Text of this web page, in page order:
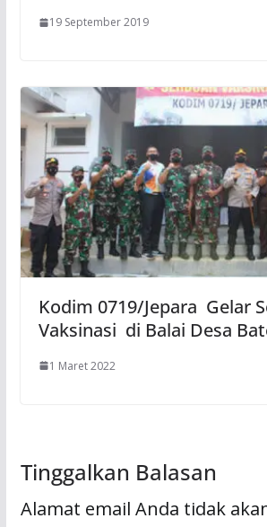
19 September 2019
Kodim 0719/Jepara Gelar
Vaksinasi di Balai Desa
1 Maret 2022
Tinggalkan Balasan
Alamat email Anda tidak